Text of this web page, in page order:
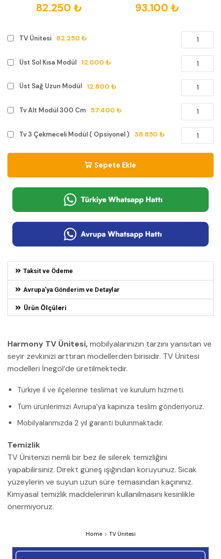
82.250 ₺ 93.100 ₺
TV Ünitesi 82.250 ₺
Üst Sol Kısa Modül 12.000 ₺
Üst Sağ Uzun Modül 12.800 ₺
Tv Alt Modül 300 Cm 57.400 ₺
Tv 3 Çekmeceli Modül ( Opsiyonel ) 38.850 ₺
Sepete Ekle
Taksit ve Ödeme
Avrupa'ya Gönderim ve Detaylar
Ürün Ölçüleri
Harmony TV Ünitesi,mobilyalarınızın tarzını yansıtan ve
seyir zevkinizi arttıran modellerden birisidir. TV Ünitesi
modelleri İnegöl’de üretilmektedir.
Türkiye il ve ilçelerine teslimat ve kurulum hizmeti.
Tüm ürünlerimizi Avrupa’ya kapınıza teslim gönderiyoruz.
Mobilyalarımızda 2 yıl garanti bulunmaktadır.
Temizlik
TV Ünitenizi nemli bir bez ile silerek temizliğini
yapabilirsiniz. Direkt güneş ışığından koruyunuz. Sıcak
yüzeylerin ve suyun uzun süre temasından kaçınınız.
Kimyasal temizlik maddelerinin kullanılmasını kesinlikle
önermiyoruz.
Home TV Ünitesi